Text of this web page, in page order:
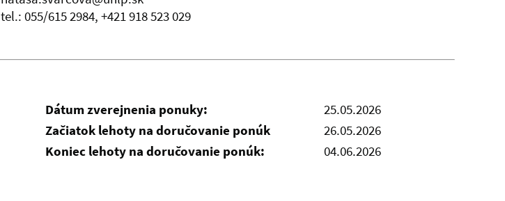
tel.: 055/615 2984, +421 918 523 029
Dátum zverejnenia ponuky:
25.05.2026
Začiatok lehoty na doručovanie ponúk
26.05.2026
Koniec lehoty na doručovanie ponúk:
04.06.2026